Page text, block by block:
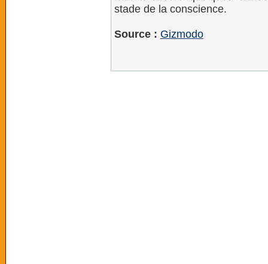
stade de la conscience.
Source : Gizmodo